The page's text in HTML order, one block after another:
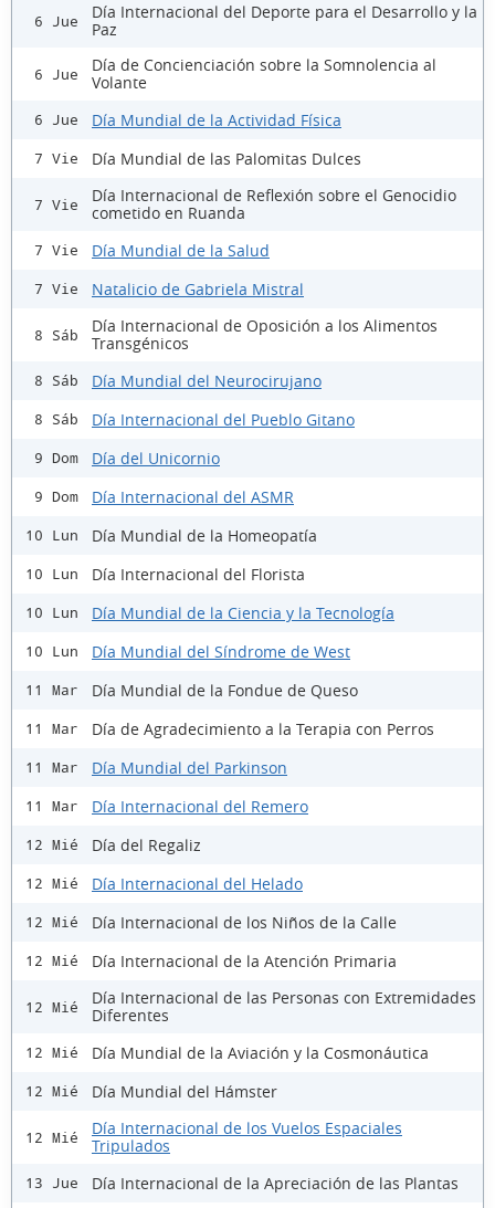
6 Jue
Día Internacional del Deporte para el Desarrollo y la
Paz
6 Jue
Día de Concienciación sobre la Somnolencia al
Volante
6 Jue Día Mundial de la Actividad Física
7 Vie Día Mundial de las Palomitas Dulces
7 Vie
Día Internacional de Reflexión sobre el Genocidio
cometido en Ruanda
7 Vie Día Mundial de la Salud
7 Vie Natalicio de Gabriela Mistral
8 Sáb
Día Internacional de Oposición a los Alimentos
Transgénicos
8 Sáb Día Mundial del Neurocirujano
8 Sáb Día Internacional del Pueblo Gitano
9 Dom Día del Unicornio
9 Dom Día Internacional del ASMR
10 Lun Día Mundial de la Homeopatía
10 Lun Día Internacional del Florista
10 Lun Día Mundial de la Ciencia y la Tecnología
10 Lun Día Mundial del Síndrome de West
11 Mar Día Mundial de la Fondue de Queso
11 Mar Día de Agradecimiento a la Terapia con Perros
11 Mar Día Mundial del Parkinson
11 Mar Día Internacional del Remero
12 Mié Día del Regaliz
12 Mié Día Internacional del Helado
12 Mié Día Internacional de los Niños de la Calle
12 Mié Día Internacional de la Atención Primaria
12 Mié
Día Internacional de las Personas con Extremidades
Diferentes
12 Mié Día Mundial de la Aviación y la Cosmonáutica
12 Mié Día Mundial del Hámster
12 Mié
Día Internacional de los Vuelos Espaciales
Tripulados
13 Jue Día Internacional de la Apreciación de las Plantas